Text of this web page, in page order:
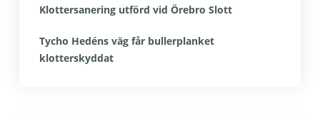
Klottersanering utförd vid Örebro Slott
Tycho Hedéns väg får bullerplanket
klotterskyddat